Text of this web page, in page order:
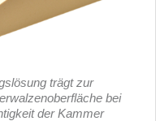
trägt zur
bei
der Kammer